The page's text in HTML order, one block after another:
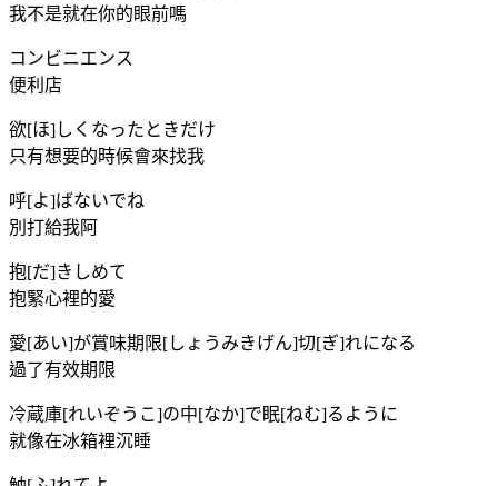
我不是就在你的眼前嗎
コンビニエンス
便利店
欲[ほ]しくなったときだけ
只有想要的時候會來找我
呼[よ]ばないでね
別打給我阿
抱[だ]きしめて
抱緊心裡的愛
愛[あい]が賞味期限[しょうみきげん]切[ぎ]れになる
過了有效期限
冷蔵庫[れいぞうこ]の中[なか]で眠[ねむ]るように
就像在冰箱裡沉睡